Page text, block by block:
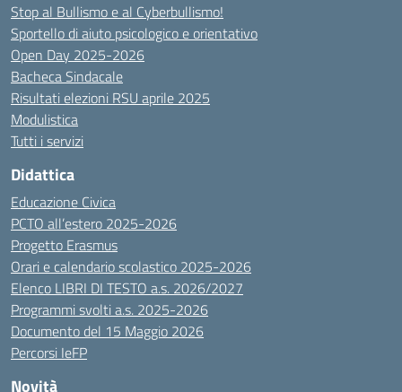
Stop al Bullismo e al Cyberbullismo!
Sportello di aiuto psicologico e orientativo
Open Day 2025-2026
Bacheca Sindacale
Risultati elezioni RSU aprile 2025
Modulistica
Tutti i servizi
Didattica
Educazione Civica
PCTO all’estero 2025-2026
Progetto Erasmus
Orari e calendario scolastico 2025-2026
Elenco LIBRI DI TESTO a.s. 2026/2027
Programmi svolti a.s. 2025-2026
Documento del 15 Maggio 2026
Percorsi IeFP
Novità